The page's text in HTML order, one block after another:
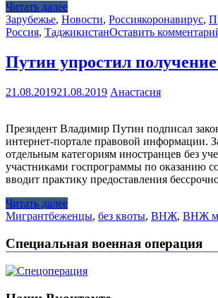
Читать далее
Зарубежье, Новости, Россиякоронавирус,
Россия, ТаджикистанОставить
Путин упростил
21.08.201921.08.2019 Анастасия
Президент Владимир Путин подписал
интернет-портале правовой информации.
отдельным категориям иностранцев без
участниками госпрограммы по оказанию
вводит практику предоставления
Читать далее
Мигрантбеженцы, без квоты, ВНЖ, ВНЖ
Специальная военная операция